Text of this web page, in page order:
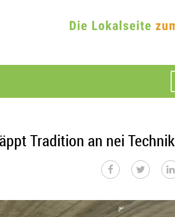
Tradition an nei Technik